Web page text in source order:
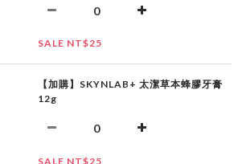
SALE NT$25
【加購】SKYNLAB+ 太潔草本蜂膠牙膏
12g
SALE NT$25